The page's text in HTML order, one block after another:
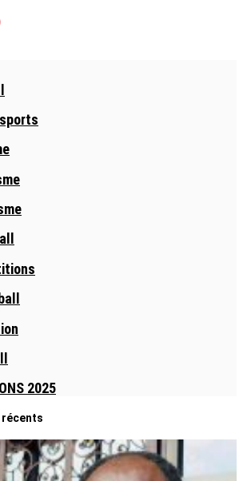
2025
récents